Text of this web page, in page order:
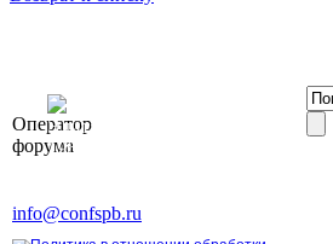
Оператор
форума
Элит»
196191, г. Санкт-Петербург,
info@confspb.ru